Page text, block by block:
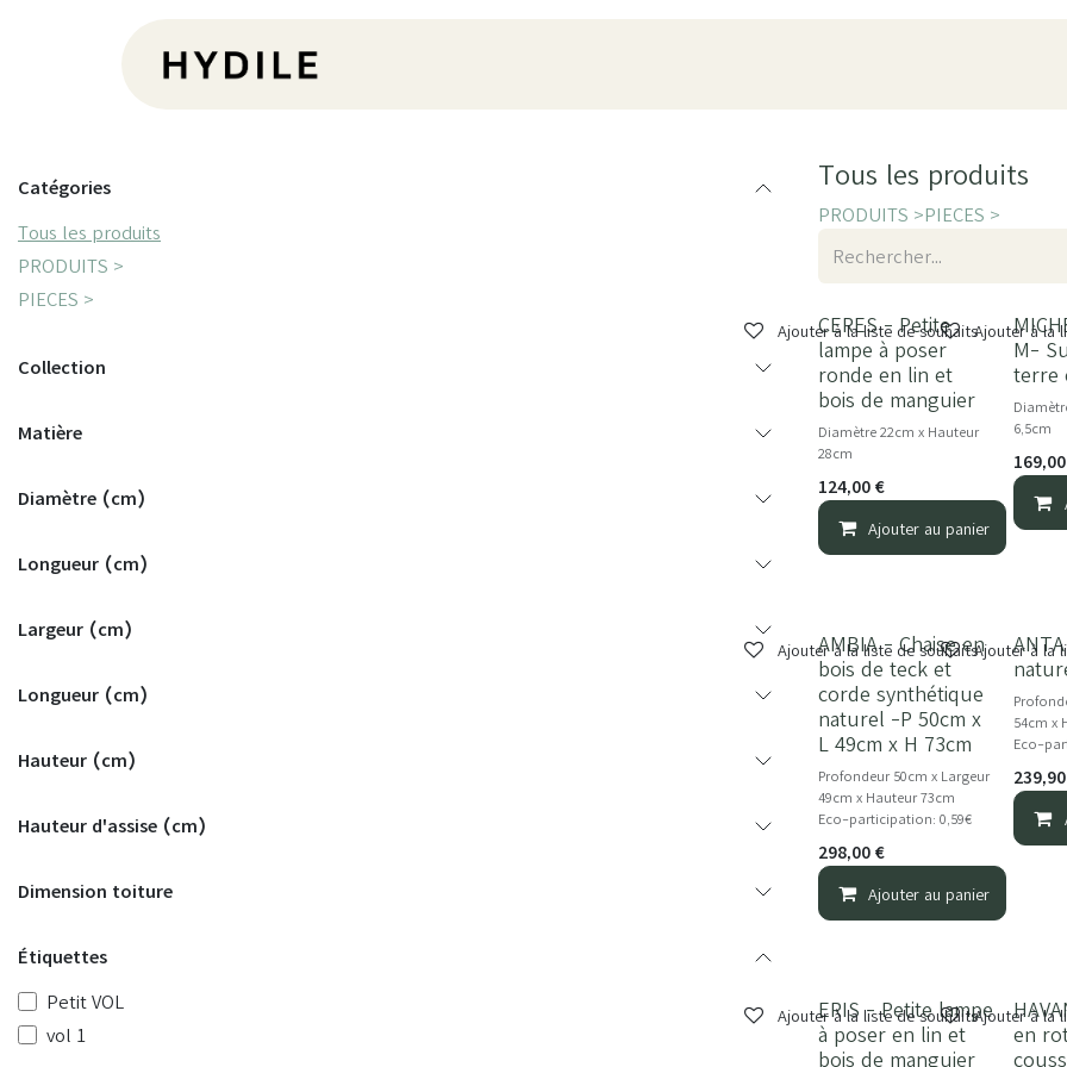
Catégories
Tous les produits
PRODUITS >
PIECES >
Collection
Matière
Diamètre (cm)
Longueur (cm)
Largeur (cm)
Longueur (cm)
Hauteur (cm)
Hauteur d'assise (cm)
Dimension toiture
Étiquettes
Petit VOL
vol 1
Tous les produits
PRODUITS >PIECES >
NOUVEAU
CERES - Petite
lampe à poser
ronde en lin et
bois de manguier
Diamètre 22cm x Hauteur
28cm
124,00 €
Ajouter au panier
Ajouter à la liste de souhaits
M-
terre
6,5cm
169,00
Ajouter à la
NOUVEAU
AMBIA - Chaise en
bois de teck et
corde synthétique
naturel -P 50cm x
L 49cm x H 73cm
Profondeur 50cm x Largeur
49cm x Hauteur 73cm
Eco-participation: 0,59€
298,00 €
Ajouter au panier
Ajouter à la liste de souhaits
54cm x
Eco-
239,90
Ajouter à la
NOUVEAU
ERIS - Petite lampe
à poser en lin et
bois de manguier
Ajouter à la liste de souhaits
en
Ajouter à la